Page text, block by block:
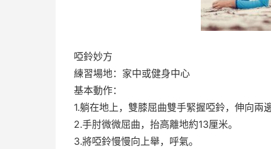
啞鈴妙方
練習場地：家中或健身中心
基本動作：
1.躺在地上，雙膝屈曲雙手緊握啞鈴，伸向兩
2.手肘微微屈曲，抬高離地約13厘米。
3.將啞鈴慢慢向上舉，呼氣。